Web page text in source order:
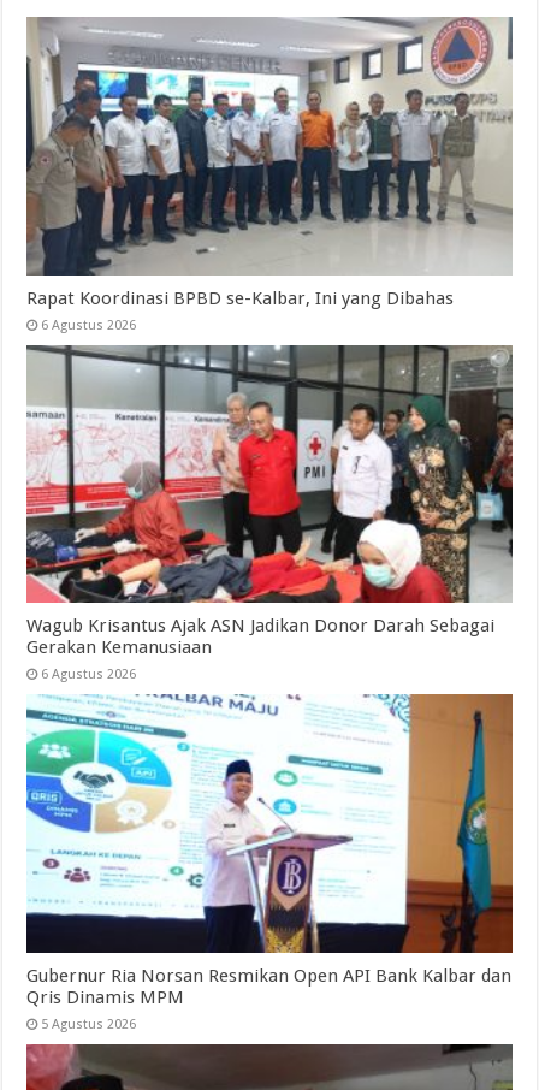
Rapat Koordinasi BPBD se-Kalbar, Ini yang Dibahas
6 Agustus 2026
Wagub Krisantus Ajak ASN Jadikan Donor Darah Sebagai
Gerakan Kemanusiaan
6 Agustus 2026
Gubernur Ria Norsan Resmikan Open API Bank Kalbar dan
Qris Dinamis MPM
5 Agustus 2026